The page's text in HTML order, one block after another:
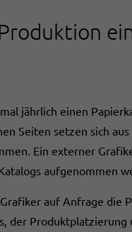
jährlich einen
Seiten setzen sich
Ein externer
aufgenommen
auf Anfrage die
der